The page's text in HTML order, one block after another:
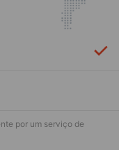
login
por um serviço de